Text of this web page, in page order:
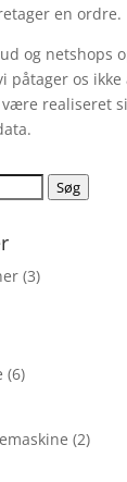
en ordre.
og netshops
påtager os ikke
realiseret
Søg
(3)
(6)
(2)